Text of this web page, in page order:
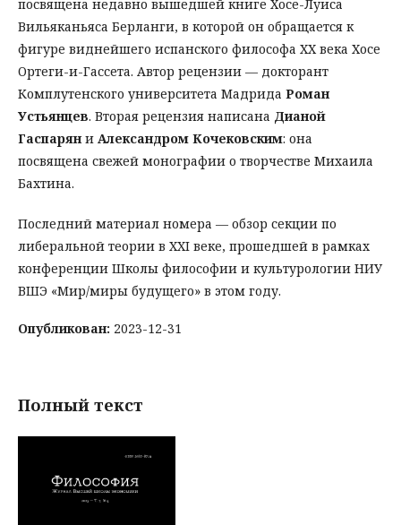
посвящена недавно вышедшей книге Хосе-Луиса
Вильяканьяса Берланги, в которой он обращается к
фигуре виднейшего испанского философа ХХ века Хосе
Ортеги-и-Гассета. Автор рецензии — докторант
Комплутенского университета Мадрида Роман
Устьянцев. Вторая рецензия написана Дианой
Гаспаряни Александром Кочековским: она
посвящена свежей монографии о творчестве Михаила
Бахтина.
Последний материал номера — обзор секции по
либеральной теории в XXI веке, прошедшей в рамках
конференции Школы философии и культурологии НИУ
ВШЭ «Мир/миры будущего» в этом году.
Опубликован: 2023-12-31
Полный текст